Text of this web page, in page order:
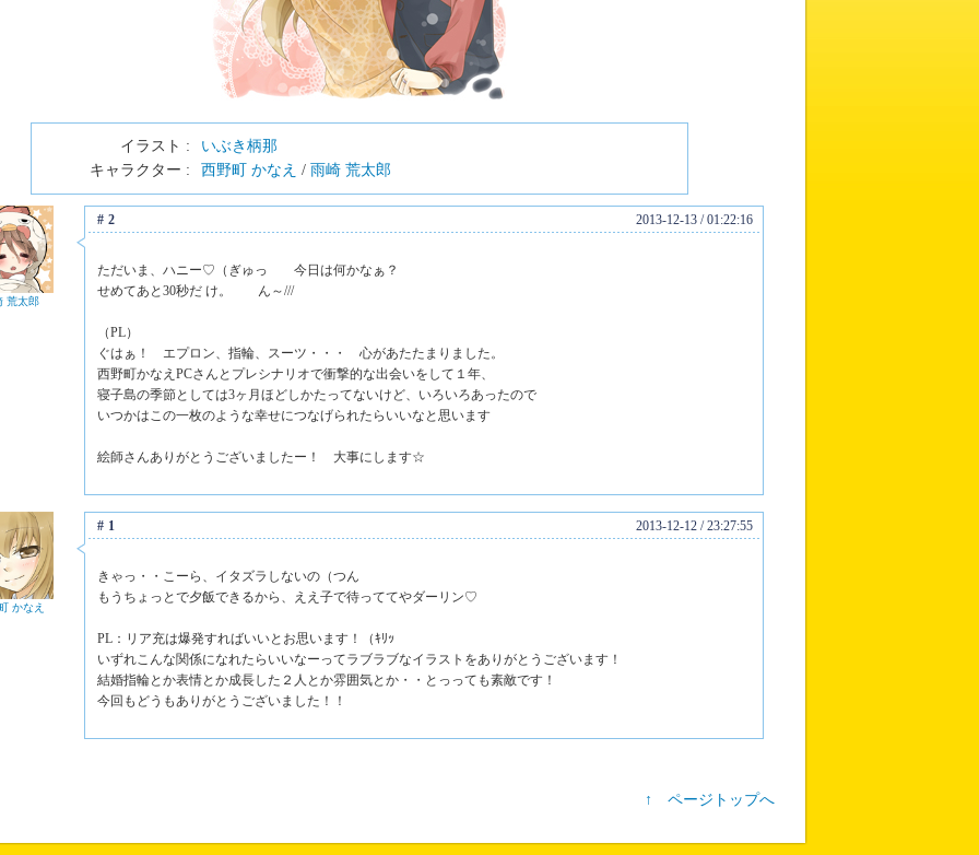
イラスト :
いぶき柄那
キャラクター :
西野町 かなえ / 雨崎 荒太郎
荒太郎
#2 2013-12-13 / 01:22:16
ただいま、ハニー♡（ぎゅっ 今日は何かなぁ？
せめてあと30秒だ け。 ん～///
（PL）
ぐはぁ！ エプロン、指輪、スーツ・・・ 心があたたまりました。
西野町かなえPCさんとプレシナリオで衝撃的な出会いをして１年、
寝子島の季節としては3ヶ月ほどしかたってないけど、いろいろあったので
いつかはこの一枚のような幸せにつなげられたらいいなと思います
絵師さんありがとうございましたー！ 大事にします☆
かなえ
#1 2013-12-12 / 23:27:55
きゃっ・・こーら、イタズラしないの（つん
もうちょっとで夕飯できるから、ええ子で待っててやダーリン♡
PL：リア充は爆発すればいいとお思います！（ｷﾘｯ
いずれこんな関係になれたらいいなーってラブラブなイラストをありがとうございます！
結婚指輪とか表情とか成長した２人とか雰囲気とか・・とっっても素敵です！
今回もどうもありがとうございました！！
↑ ページトップへ